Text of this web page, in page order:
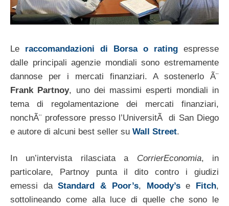
Le raccomandazioni di Borsa o rating espresse
dalle principali agenzie mondiali sono estremamente
dannose per i mercati finanziari. A sostenerlo Ã¨
Frank Partnoy, uno dei massimi esperti mondiali in
tema di regolamentazione dei mercati finanziari,
nonchÃ¨ professore presso l’UniversitÃ di San Diego
e autore di alcuni best seller su Wall Street.
In un’intervista rilasciata a CorrierEconomia, in
particolare, Partnoy punta il dito contro i giudizi
emessi daStandard & Poor’s, Moody’se Fitch,
sottolineando come alla luce di quelle che sono le